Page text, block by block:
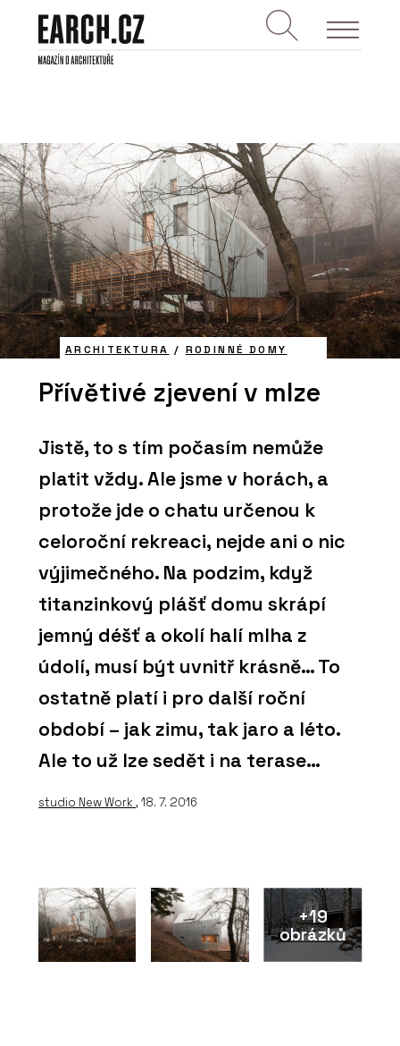
ARCHITEKTURA / RODINNÉ DOMY
Přívětivé zjevení v mlze
Jistě, to s tím počasím nemůže
platit vždy. Ale jsme v horách, a
protože jde o chatu určenou k
celoroční rekreaci, nejde ani o nic
výjimečného. Na podzim, když
titanzinkový plášť domu skrápí
jemný déšť a okolí halí mlha z
údolí, musí být uvnitř krásně… To
ostatně platí i pro další roční
období – jak zimu, tak jaro a léto.
Ale to už lze sedět i na terase…
studio New Work , 18. 7. 2016
+19
obrázků